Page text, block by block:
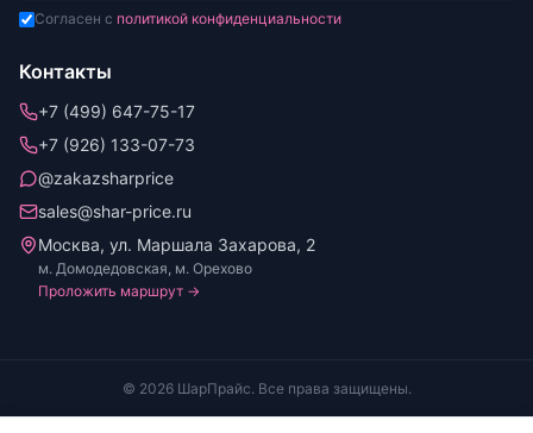
Согласен с политикой конфиденциальности
Контакты
+7 (499) 647-75-17
+7 (926) 133-07-73
@zakazsharprice
sales@shar-price.ru
Москва, ул. Маршала Захарова, 2
м. Домодедовская, м. Орехово
Проложить маршрут →
© 2026 ШарПрайс. Все права защищены.